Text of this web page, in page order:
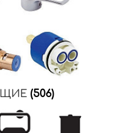
(506)